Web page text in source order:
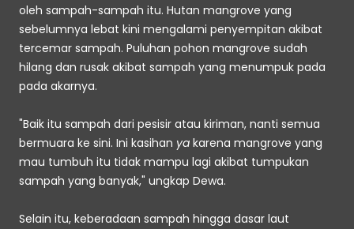
oleh sampah-sampah itu. Hutan mangrove yang
sebelumnya lebat kini mengalami penyempitan akibat
tercemar sampah. Puluhan pohon mangrove sudah
hilang dan rusak akibat sampah yang menumpuk pada
pada akarnya.
"Baik itu sampah dari pesisir atau kiriman, nanti semua
bermuara ke sini. Ini kasihan ya karena mangrove yang
mau tumbuh itu tidak mampu lagi akibat tumpukan
sampah yang banyak," ungkap Dewa.
Selain itu, keberadaan sampah hingga dasar laut